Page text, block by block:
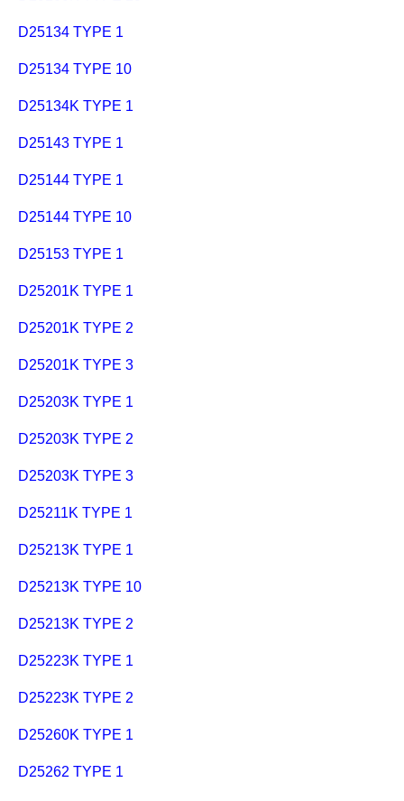
D25134 TYPE 1
D25134 TYPE 10
D25134K TYPE 1
D25143 TYPE 1
D25144 TYPE 1
D25144 TYPE 10
D25153 TYPE 1
D25201K TYPE 1
D25201K TYPE 2
D25201K TYPE 3
D25203K TYPE 1
D25203K TYPE 2
D25203K TYPE 3
D25211K TYPE 1
D25213K TYPE 1
D25213K TYPE 10
D25213K TYPE 2
D25223K TYPE 1
D25223K TYPE 2
D25260K TYPE 1
D25262 TYPE 1